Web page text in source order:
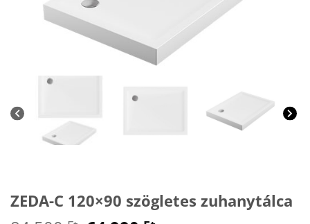
ZEDA-C 120×90 szögletes zuhanytálca